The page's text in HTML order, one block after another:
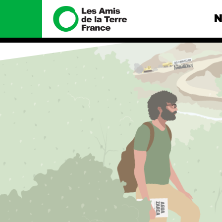
Équipes et
fonctionnement
Le réseau dans le monde
Nos
Total, rendez-
tribunal
Gaz « naturel
enfumage
Mode : une
destructrice
Gaz au
violence
Nos autres